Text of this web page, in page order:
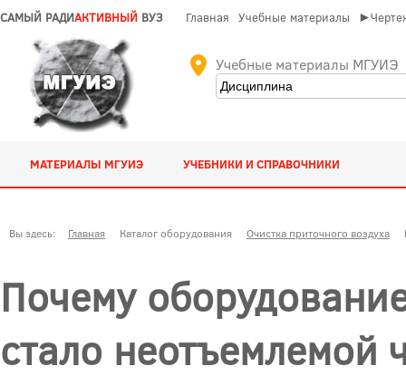
САМЫЙ РАДИАКТИВНЫЙ ВУЗ Главная Учебные материалы
Учебные материалы МГУИЭ
МАТЕРИАЛЫ МГУИЭ УЧЕБНИКИ И СПРАВОЧНИКИ
Вы здесь: Главная Каталог оборудования Очистка приточного воздуха
Почему
стало неотъемлемой